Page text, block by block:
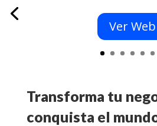
Ver Web
Transforma tu
conquista el